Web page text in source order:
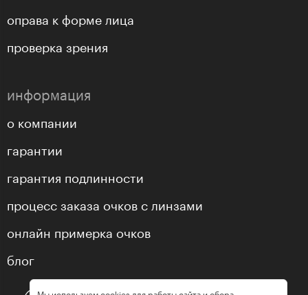
оправа к форме лица
проверка зрения
информация
о компании
гарантии
гарантия подлинности
процесс заказа очков с линзами
онлайн примерка очков
блог